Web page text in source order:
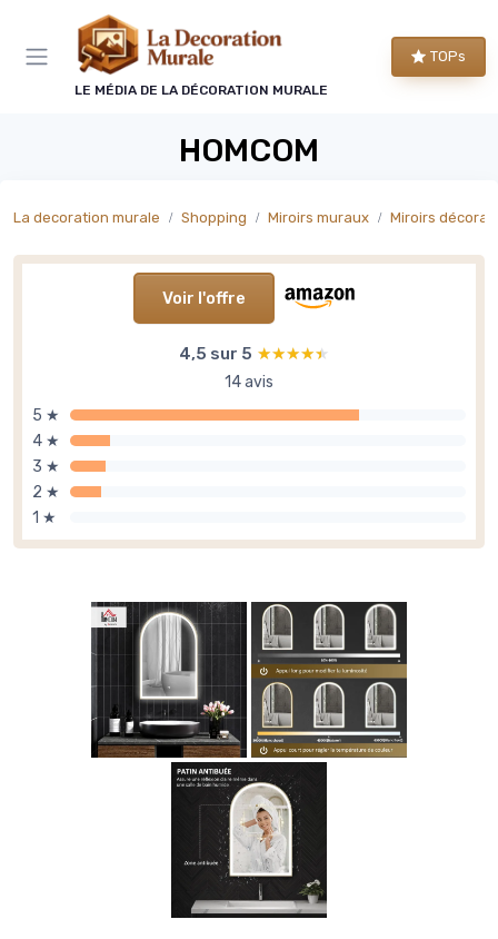
LE MÉDIA DE LA DÉCORATION MURALE
TOPs
HOMCOM
La decoration murale Shopping Miroirs muraux Miroirs
Voir l'offre
4,5 sur 5 ★★★★★
★★★★★
14 avis
5 ★
4 ★
3 ★
2 ★
1 ★
Panneau de gestion des cookies